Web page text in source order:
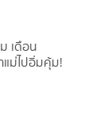
เดือน
ม่ไปอิ่มคุ้ม!